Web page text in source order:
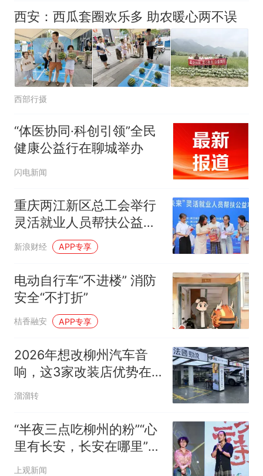
西安：西瓜套圈欢乐多 助农暖心两不误
西部行摄
“体医协同·科创引领”全民
健康公益行在聊城举办
闪电新闻
重庆两江新区总工会举行
灵活就业人员帮扶公益项
目成果展
新浪财经 APP专享
电动自行车“不进楼” 消防
安全“不打折”
桔香融安 APP专享
2026年想改柳州汽车音
响，这3家改装店优势在
哪？
溜溜转
“半夜三点吃柳州的粉”“心
里有长安，长安在哪里”，
音乐剧主创分享地域风情
上观新闻